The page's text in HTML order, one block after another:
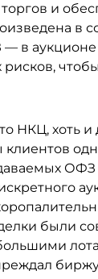
и
в
в
НКЦ, хоть и
клиентов
были